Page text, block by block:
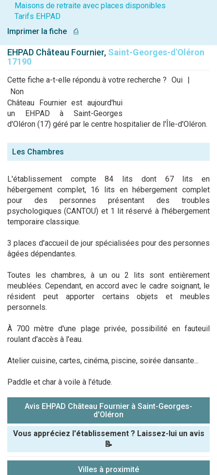
Maisons de retraite avec places disponibles
Tarifs EHPAD
Imprimer la fiche
⎙
EHPAD Château Fournier, Saint-Georges-d'Oléron
17190
Cette fiche a-t-elle répondu à votre recherche ? Oui |
Non
Château Fournier est aujourd'hui
un EHPAD à Saint-Georges
d'Oléron (17) géré par le centre hospitalier de l'Île-d'Oléron.
Les Chambres
L'établissement compte 84 lits dont 67 lits en
hébergement complet, 16 lits en hébergement complet
pour des personnes présentant des troubles
psychologiques (CANTOU) et 1 lit réservé à l'hébergement
temporaire classique.
3 places d'accueil de jour spécialisées pour des personnes
âgées dépendantes.
Toutes les chambres, à un ou 2 lits sont entièrement
meublées. Cependant, en accord avec le cadre soignant, le
résident peut apporter certains objets et meubles
personnels.
À 700 mètre d'une plage privée, possibilité en fauteuil
roulant d'accès à l'eau.
Atelier cuisine, cartes, cinéma, piscine, soirée dansante...
Paddle et char à voile à l'étude.
Avis EHPAD Château Fournier à Saint-Georges-
d'Oléron
Vous appréciez l'établissement ? Laissez-lui un avis
📝
Villes à proximité